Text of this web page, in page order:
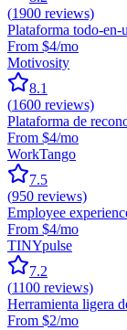
(1900 reviews)
Plataforma todo-en-
From $4/mo
Motivosity
8.1
(1600 reviews)
Plataforma de
From $4/mo
WorkTango
7.5
(950 reviews)
Employee
From $4/mo
TINYpulse
7.2
(1100 reviews)
Herramienta ligera
From $2/mo